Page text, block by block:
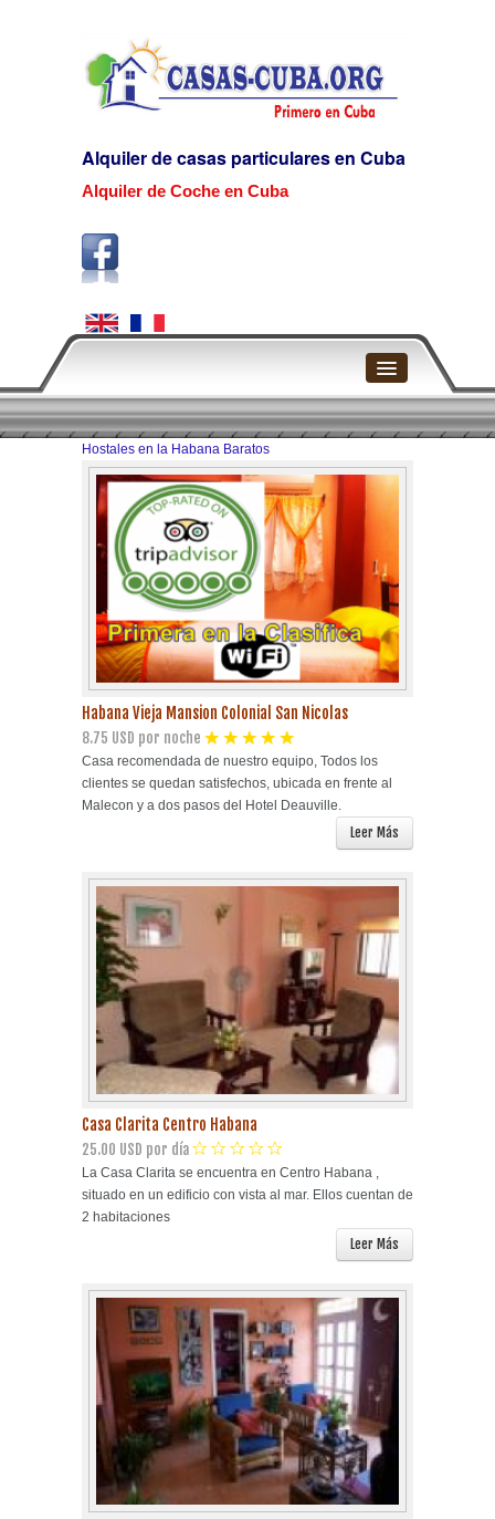
Alquiler de casas particulares en Cuba
Alquiler de Coche en Cuba
Home
La Habana
Playa Habana
Pinar del Río
Varadero
Cienfuegos
Trinidad
Otras Ciudades
Hostales en la Habana Baratos
Habana Vieja Mansion Colonial San Nicolas
8.75 USD por noche
Casa recomendada de nuestro equipo, Todos los
clientes se quedan satisfechos, ubicada en frente al
Malecon y a dos pasos del Hotel Deauville.
Leer Más
Casa Clarita Centro Habana
25.00 USD por día
La Casa Clarita se encuentra en Centro Habana ,
situado en un edificio con vista al mar. Ellos cuentan de
2 habitaciones
Leer Más